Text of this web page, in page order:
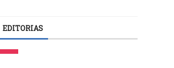
EDITORIAS